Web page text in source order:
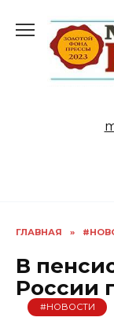
содержанию
ГЛАВНАЯ »
В
России
#НОВОСТИ